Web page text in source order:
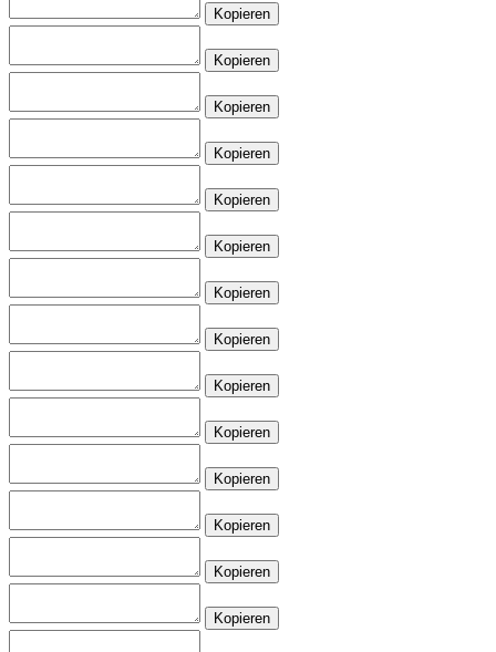
Kopieren
Kopieren
Kopieren
Kopieren
Kopieren
Kopieren
Kopieren
Kopieren
Kopieren
Kopieren
Kopieren
Kopieren
Kopieren
Kopieren